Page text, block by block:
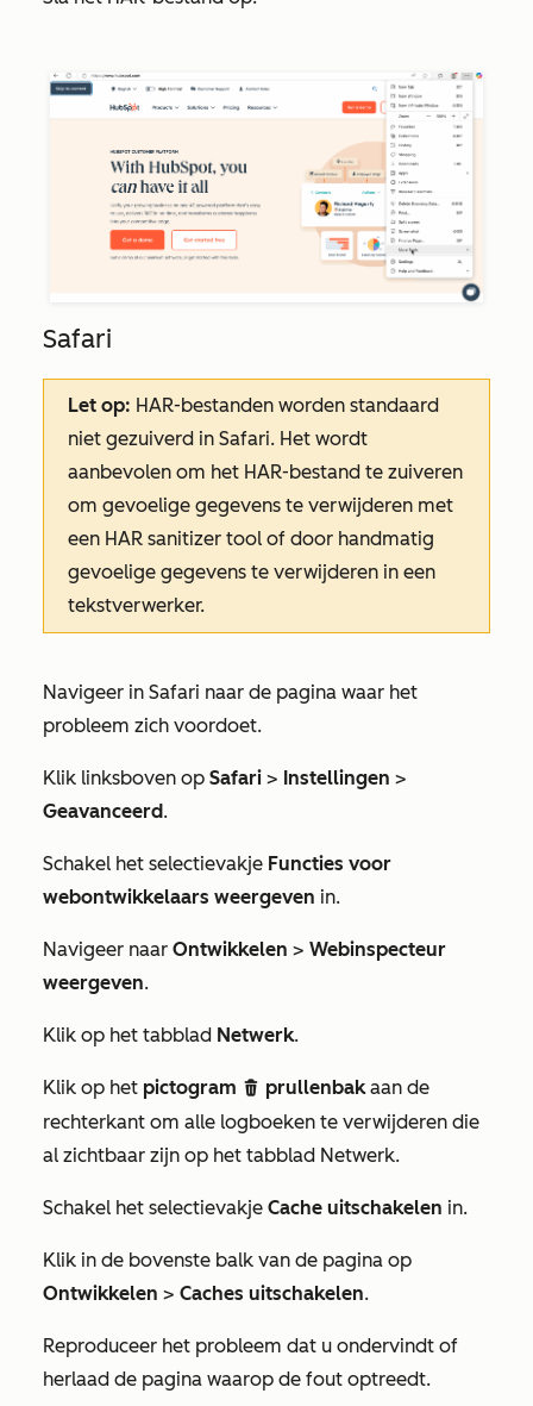
Safari
Let op: HAR-bestanden worden standaard
niet gezuiverd in Safari. Het wordt
aanbevolen om het HAR-bestand te zuiveren
om gevoelige gegevens te verwijderen met
een HAR sanitizer tool of door handmatig
gevoelige gegevens te verwijderen in een
tekstverwerker.
Navigeer in Safari naar de pagina waar het
probleem zich voordoet.
Klik linksboven op Safari > Instellingen >
Geavanceerd.
Schakel het selectievakje Functies voor
webontwikkelaars weergeven in.
Navigeer naar Ontwikkelen > Webinspecteur
weergeven.
Klik op het tabblad Netwerk.
Klik op het pictogram delete prullenbakaan de
rechterkant om alle logboeken te verwijderen die
al zichtbaar zijn op het tabblad Netwerk.
Schakel het selectievakje Cache uitschakelen in.
Klik in de bovenste balk van de pagina op
Ontwikkelen > Caches uitschakelen.
Reproduceer het probleem dat u ondervindt of
herlaad de pagina waarop de fout optreedt.